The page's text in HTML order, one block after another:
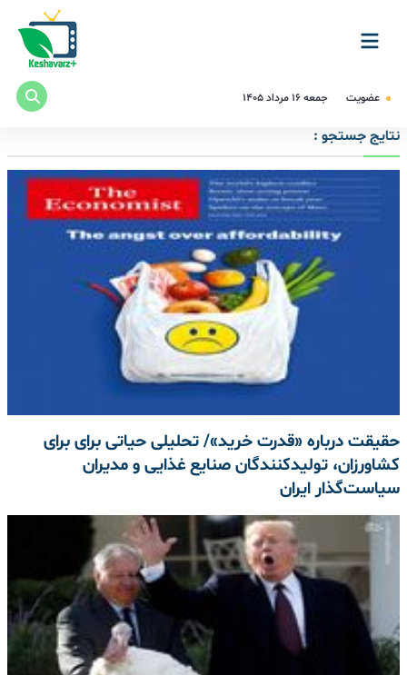
عضویت جمعه ۱۶ مرداد ۱۴۰۵
نتایج جستجو :
حقیقت درباره «قدرت خرید»/ تحلیلی حیاتی برای برای
کشاورزان، تولیدکنندگان صنایع غذایی و مدیران
سیاست‌گذار ایران